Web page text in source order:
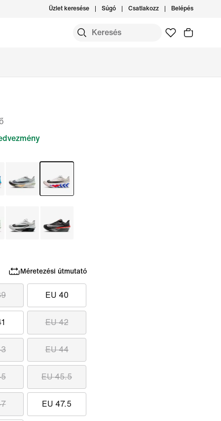
Üzlet keresése Súgó Csatlakozz Belépés
Méretezési útmutató
EU 40
EU 42
EU 44
EU 45.5
EU 47.5